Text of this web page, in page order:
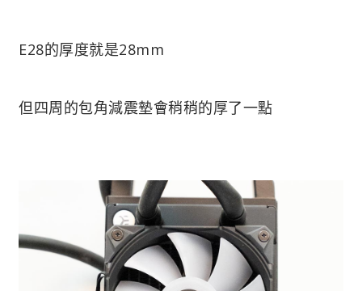
E28的厚度就是28mm
但四周的包角減震墊會稍稍的厚了一點